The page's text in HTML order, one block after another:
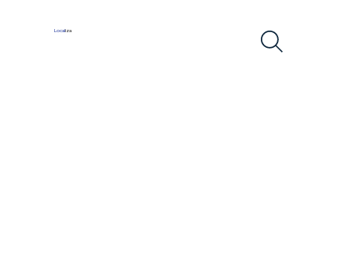
Localiza